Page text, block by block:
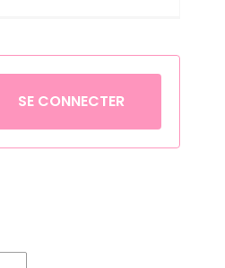
Petronix Defenders
Pokémon
Robin des Bois
SE CONNECTER